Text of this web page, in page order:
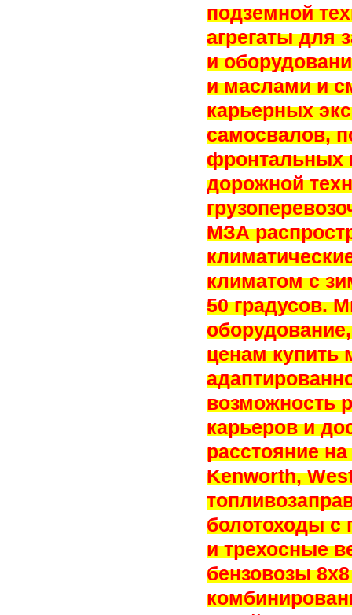
подземной
агрегаты для
и
и маслами и
карьерных
самосвалов,
фронтальных
дорожной
МЗА
климатом с
50 градусов.
ценам купить
возможность
карьеров и
расстояние
Kenworth,
болотоходы с
и трехосные
бензовозы